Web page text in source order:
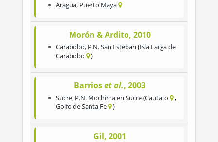
Aragua, Puerto Maya
Morón & Ardito, 2010
Carabobo, P.N. San Esteban Isla Larga de
Carabobo
Barrioset al., 2003
Sucre, P.N. Mochima en Sucre Cautaro
Golfo de Santa Fe
Gil, 2001